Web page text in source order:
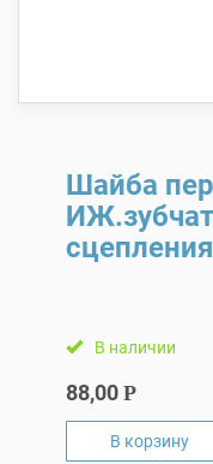
Шайба
сцепления
В наличии
88,00 Р
В корзину